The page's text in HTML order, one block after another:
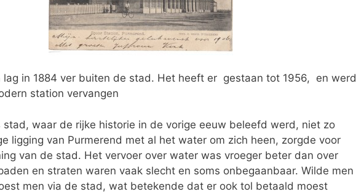
lag in 1884 ver buiten de stad. Het heeft er gestaan tot 1956, en werd
station vervangen
stad, waar de rijke historie in de vorige eeuw beleefd werd, niet zo
ligging van Purmerend met al het water om zich heen, zorgde voor
van de stad. Het vervoer over water was vroeger beter dan over
en straten waren vaak slecht en soms onbegaanbaar. Wilde men
men via de stad, wat betekende dat er ook tol betaald moest